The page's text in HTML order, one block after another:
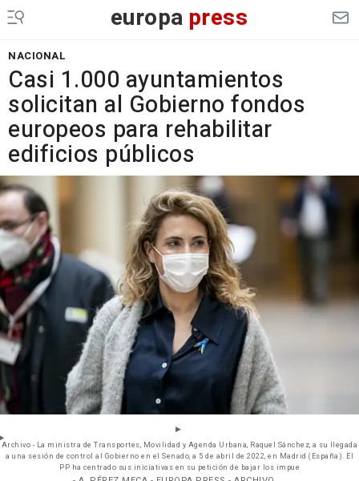
europa press
NACIONAL
Casi 1.000 ayuntamientos
solicitan al Gobierno fondos
europeos para rehabilitar
edificios públicos
Archivo - La ministra de Transportes, Movilidad y Agenda Urbana, Raquel Sánchez, a su llegada
a una sesión de control al Gobierno en el Senado, a 5 de abril de 2022, en Madrid (España). El
PP ha centrado sus iniciativas en su petición de bajar los impue